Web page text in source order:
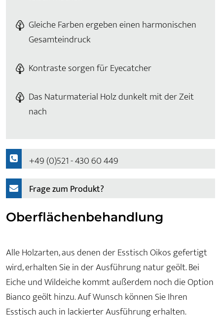
Gleiche Farben ergeben einen harmonischen
Gesamteindruck
Kontraste sorgen für Eyecatcher
Das Naturmaterial Holz dunkelt mit der Zeit
nach
+49 (0)521 - 430 60 449
Frage zum Produkt?
Oberflächenbehandlung
Alle Holzarten, aus denen der Esstisch Oikos gefertigt
wird, erhalten Sie in der Ausführung natur geölt. Bei
Eiche und Wildeiche kommt außerdem noch die Option
Bianco geölt hinzu. Auf Wunsch können Sie Ihren
Esstisch auch in lackierter Ausführung erhalten.